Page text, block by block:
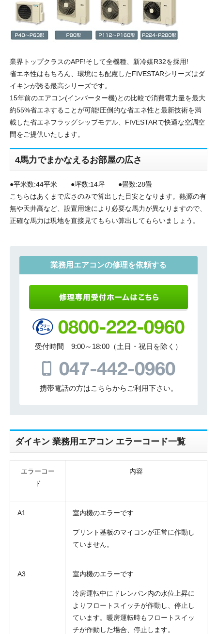
業界トップクラスのAPF!そして全機種、新冷媒R32を採用!
省エネ性はもちろん、環境にも配慮したFIVESTARシリーズはダ
イキンが誇る最高シリーズです。
15年前のエアコン(インバーター機)との比較で消費電力量を最大
約55%省エネすることが可能!圧倒的な省エネ性と最新技術を満
載した省エネフラッグシップモデル、FIVESTARで快適な空調空
間をご提供いたします。
4馬力でまかなえるお部屋の広さ
●平米数:44平米 ●坪数:14坪 ●畳数:28畳
こちらはあくまで広さのみで算出した目安となります。熱源の有
無や天井高など、設置用途により必要な馬力が異なりますので、
正確な馬力は現地を直接見てもらい算出してもらいましょう。
業務用エアコンの修理を依頼する
受付時間 9:00～18:00（土日・祝日を除く）
携帯電話の方はこちらからご利用下さい。
ダイキン 業務用エアコン エラーコード一覧
エラーコー
ド
内容
A1 室内機のエラーです
プリント基板のマイコンが正常に作動し
ていません。
A3 室内機のエラーです
冷房運転中にドレンパン内の水位上昇に
よりフロートスイッチが作動し、停止し
ています。暖房運転時もフロートスイッ
チが作動した場合、停止します。